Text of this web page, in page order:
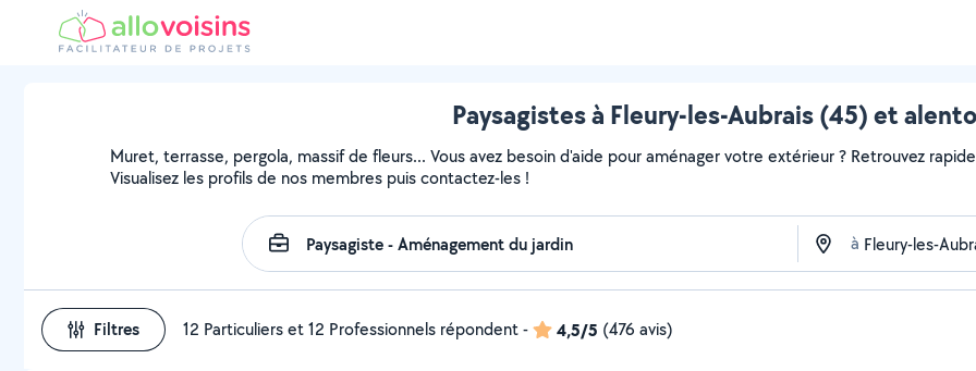
Paysagistes à Fleury-les-Aubrais (45) et
Muret, terrasse, pergola, massif de fleurs... Vous avez besoin d'aide pour aménager votre extérieur ? Retrouvez
Visualisez les profils de nos membres puis contactez-les !
à
Filtres 12 Particuliers et 12 Professionnels répondent- 4,5/5 (476 avis)